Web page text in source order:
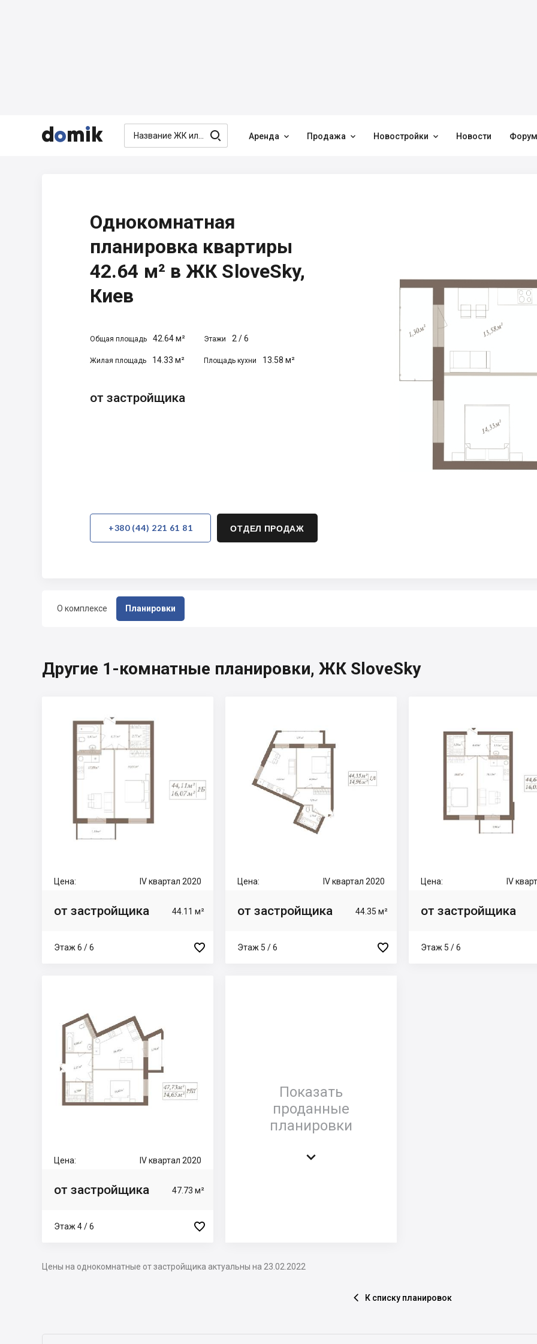


  Аренда  Продажа  Новостройки  Новости Форум
О комплексе Планировки
Однокомнатная
планировка квартиры
42.64 м² в ЖК SloveSky,
Киев
Общая площадь 42.64 м² Этажи 2 /6
Жилая площадь 14.33 м² Площадь кухни 13.58 м²
от застройщика
+380 (44) 221 61 81 ОТДЕЛ ПРОДАЖ
Другие 1-комнатные планировки, ЖК SloveSky
Цена: IV квартал 2020
от застройщика 44.11 м²
Этаж 6 / 6 
Цена: IV квартал 2020
от застройщика 44.35 м²
Этаж 5 / 6 
Цена: IV
от застройщика
Этаж 5 / 6
Цена: IV квартал 2020
от застройщика 47.73 м²
Этаж 4 / 6 
Показать
проданные
планировки

Цены на однокомнатные от застройщика актуальны на 23.02.2022
 К списку планировок